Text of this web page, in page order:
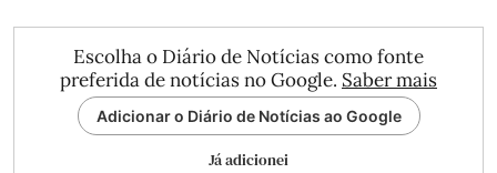
Escolha o Diário de Notícias como fonte
preferida de notícias no Google. Saber mais
Adicionar o Diário de Notícias ao Google
Já adicionei